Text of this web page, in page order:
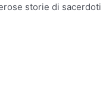
storie di